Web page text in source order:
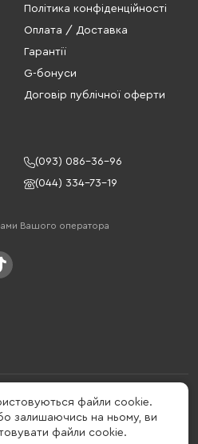
Політика конфіденційності
Оплата / Доставка
Гарантії
G-бонуси
Договір публічної оферти
(093) 086-36-96
(044) 334-73-19
Вашого оператора
розвивається у сфері смарт
Бренд заснований в 2013 році. Gelius
бренд, це стиль життя, який об'єднує в
і практичність.
файли cookie.
залишаючись на ньому, ви
файли cookie.